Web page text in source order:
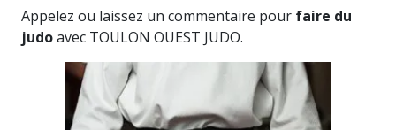
Appelez ou laissez un commentaire pour faire du
judoavec TOULON OUEST JUDO.